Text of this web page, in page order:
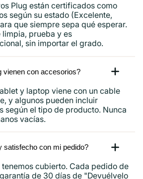
Plug están certificados como
según su estado (Excelente,
que siempre sepa qué esperar.
prueba y es
sin importar el grado.
vienen con accesorios?
y laptop viene con un cable
y algunos pueden incluir
según el tipo de producto. Nunca
vacías.
satisfecho con mi pedido?
cubierto. Cada pedido de
de 30 días de "Devuélvelo